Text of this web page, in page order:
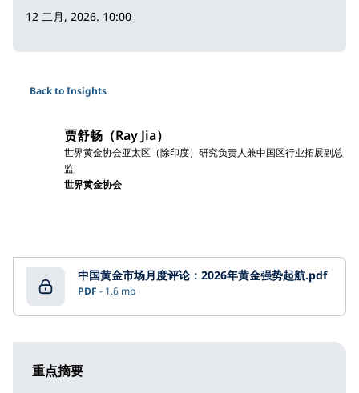
12 二月, 2026. 10:00
Back to Insights
贾舒畅（Ray Jia）
世界黄金协会亚太区（除印度）研究负责人兼中国区行业拓展副总
监
世界黄金协会
中国黄金市场月度评论：2026年黄金强势起航.pdf
PDF 1.6 mb
重点摘要